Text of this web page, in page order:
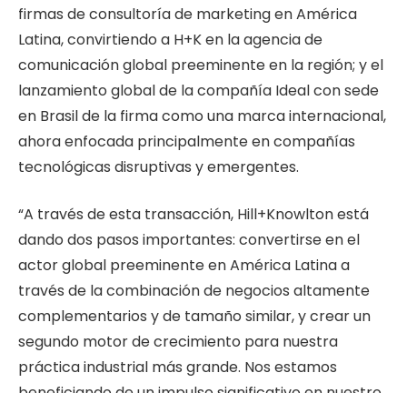
firmas de consultoría de marketing en América
Latina, convirtiendo a H+K en la agencia de
comunicación global preeminente en la región; y el
lanzamiento global de la compañía Ideal con sede
en Brasil de la firma como una marca internacional,
ahora enfocada principalmente encompañías
tecnológicas disruptivas y emergentes.
“A través de esta transacción, Hill+Knowlton está
dando dos pasos importantes: convertirse en el
actor global preeminente en América Latina a
través de la combinación de negocios altamente
complementarios y de tamaño similar, y crear un
segundo motor de crecimiento para nuestra
práctica industrial más grande. Nos estamos